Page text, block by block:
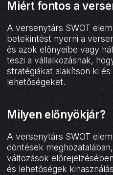
Miért fontos a
A versenytárs SWOT
betekintést nyerni a
és azok előnyeibe vagy
teszi a vállalkozásnak,
stratégiákat alakítson ki és
lehetőségeket.
Milyen előnyökjár?
A versenytárs SWOT
döntések
változások
és lehetőségek